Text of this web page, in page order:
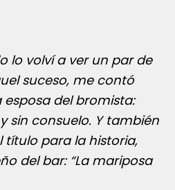
lo volví a ver un par de
suceso, me contó
del bromista:
sin consuelo. Y también
título para la historia,
del bar: “La mariposa